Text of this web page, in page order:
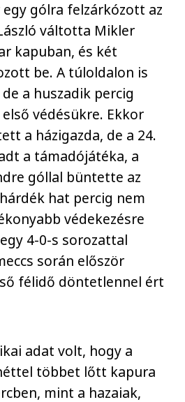
gólra felzárkózott az
váltotta Mikler
kapuban, és két
be. A túloldalon is
a huszadik percig
védésükre. Ekkor
a házigazda, de a 24.
a támadójátéka, a
góllal büntette az
hat percig nem
védekezésre
4-0-s sorozattal
során először
félidő döntetlennel ért
adat volt, hogy a
többet lőtt kapura
mint a hazaiak,